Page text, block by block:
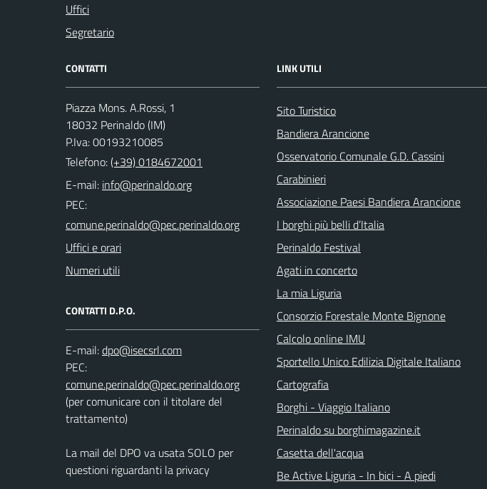
Uffici
Segretario
CONTATTI
Piazza Mons. A.Rossi, 1
18032 Perinaldo (IM)
P.Iva: 00193210085
Telefono:(+39) 0184672001
E-mail:
PEC:
Uffici e orari
Numeri utili
CONTATTI D.P.O.
E-mail:
PEC:
(per comunicare con il titolare del
trattamento)
La mail del DPO va usata SOLO per
questioni riguardanti la privacy
LINK UTILI
Sito Turistico
Bandiera Arancione
Osservatorio Comunale G.D. Cassini
Carabinieri
Associazione Paesi Bandiera Arancione
I borghi più belli d’Italia
Perinaldo Festival
Agati in concerto
La mia Liguria
Consorzio Forestale Monte Bignone
Calcolo online IMU
Sportello Unico Edilizia Digitale Italiano
Cartografia
Borghi - Viaggio Italiano
Perinaldo su borghimagazine.it
Casetta dell'acqua
Be Active Liguria - In bici - A piedi